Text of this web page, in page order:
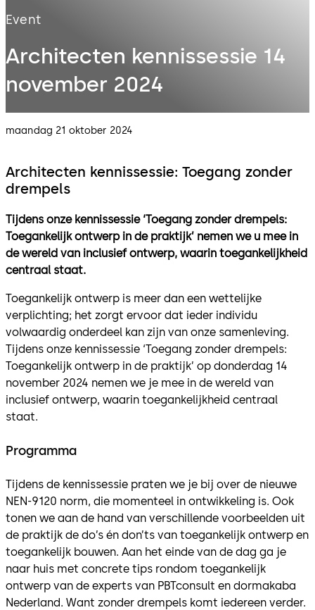
Event
Architecten kennissessie 14
november 2024
maandag 21 oktober 2024
Architecten kennissessie: Toegang zonder
drempels
Tijdens onze kennissessie ‘Toegang zonder drempels:
Toegankelijk ontwerp in de praktijk’ nemen we u mee in
de wereld van inclusief ontwerp, waarin toegankelijkheid
centraal staat.
Toegankelijk ontwerp is meer dan een wettelijke
verplichting; het zorgt ervoor dat ieder individu
volwaardig onderdeel kan zijn van onze samenleving.
Tijdens onze kennissessie ‘Toegang zonder drempels:
Toegankelijk ontwerp in de praktijk’ op donderdag 14
november 2024 nemen we je mee in de wereld van
inclusief ontwerp, waarin toegankelijkheid centraal
staat.
Programma
Tijdens de kennissessie praten we je bij over de nieuwe
NEN-9120 norm, die momenteel in ontwikkeling is. Ook
tonen we aan de hand van verschillende voorbeelden uit
de praktijk de do’s én don’ts van toegankelijk ontwerp en
toegankelijk bouwen. Aan het einde van de dag ga je
naar huis met concrete tips rondom toegankelijk
ontwerp van de experts van PBTconsult en dormakaba
Nederland. Want zonder drempels komt iedereen verder.